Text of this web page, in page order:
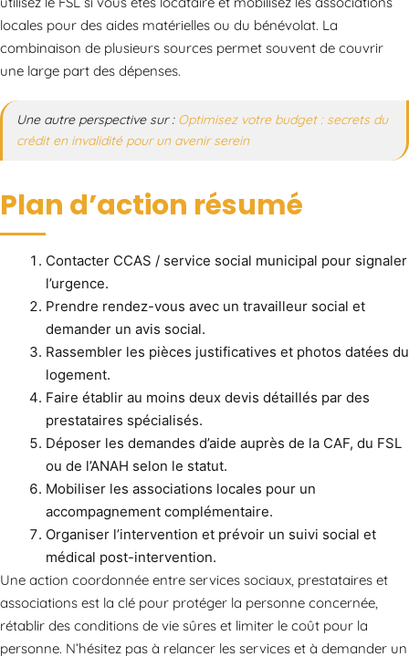
locales pour des aides matérielles ou du bénévolat. La
combinaison de plusieurs sources permet souvent de couvrir
une large part des dépenses.
Une autre perspective sur : Optimisez votre budget : secrets du
crédit en invalidité pour un avenir serein
Plan d’action résumé
Contacter CCAS / service social municipal pour signaler
l’urgence.
Prendre rendez-vous avec un travailleur social et
demander un avis social.
Rassembler les pièces justificatives et photos datées du
logement.
Faire établir au moins deux devis détaillés par des
prestataires spécialisés.
Déposer les demandes d’aide auprès de la CAF, du FSL
ou de l’ANAH selon le statut.
Mobiliser les associations locales pour un
accompagnement complémentaire.
Organiser l’intervention et prévoir un suivi social et
médical post-intervention.
Une action coordonnée entre services sociaux, prestataires et
associations est la clé pour protéger la personne concernée,
rétablir des conditions de vie sûres et limiter le coût pour la
personne. N’hésitez pas à relancer les services et à demander un